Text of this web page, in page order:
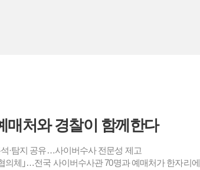
매처와 경찰이 함께한다
·탐지 공유…사이버수사 전문성 제고
의체｣…전국 사이버수사관 70명과 예매처가 한자리에